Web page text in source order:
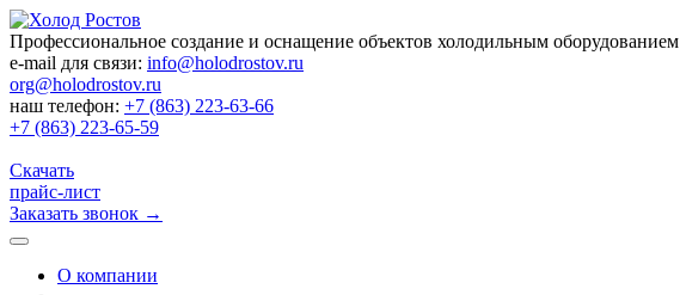
Профессиональное создание и оснащение объектов холодильным оборудованием
e-mail для связи: info@holodrostov.ru
org@holodrostov.ru
наш телефон: +7 (863) 223-63-66
+7 (863) 223-65-59
Скачать
прайс-лист
Заказать звонок →
О компании